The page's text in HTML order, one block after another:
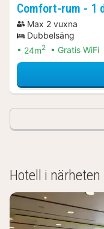
Comfort-rum - 1
Max 2 vuxna
Dubbelsäng
24m2 Gratis WiFi
Hotell i närheten